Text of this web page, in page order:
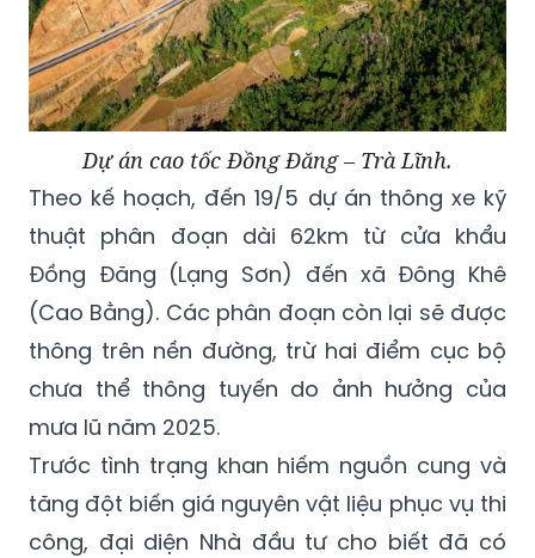
Dự án cao tốc Đồng Đăng – Trà Lĩnh.
Theo kế hoạch, đến 19/5 dự án thông xe kỹ
thuật phân đoạn dài 62km từ cửa khẩu
Đồng Đăng (Lạng Sơn) đến xã Đông Khê
(Cao Bằng). Các phân đoạn còn lại sẽ được
thông trên nền đường, trừ hai điểm cục bộ
chưa thể thông tuyến do ảnh hưởng của
mưa lũ năm 2025.
Trước tình trạng khan hiếm nguồn cung và
tăng đột biến giá nguyên vật liệu phục vụ thi
công, đại diện Nhà đầu tư cho biết đã có